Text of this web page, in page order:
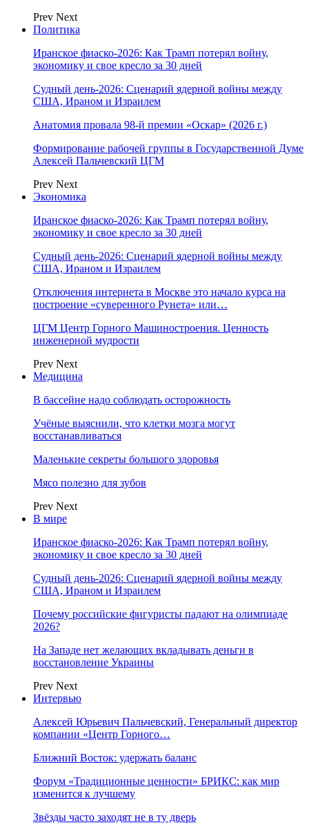
Prev Next
Политика
Иранское фиаско-2026: Как Трамп потерял войну,
экономику и свое кресло за 30 дней
Судный день-2026: Сценарий ядерной войны между
США, Ираном и Израилем
Анатомия провала 98-й премии «Оскар» (2026 г.)
Формирование рабочей группы в Государственной Думе
Алексей Пальчевский ЦГМ
Prev Next
Экономика
Иранское фиаско-2026: Как Трамп потерял войну,
экономику и свое кресло за 30 дней
Судный день-2026: Сценарий ядерной войны между
США, Ираном и Израилем
Отключения интернета в Москве это начало курса на
построение «суверенного Рунета» или…
ЦГМ Центр Горного Машиностроения. Ценность
инженерной мудрости
Prev Next
Медицина
В бассейне надо соблюдать осторожность
Учёные выяснили, что клетки мозга могут
восстанавливаться
Маленькие секреты большого здоровья
Мясо полезно для зубов
Prev Next
В мире
Иранское фиаско-2026: Как Трамп потерял войну,
экономику и свое кресло за 30 дней
Судный день-2026: Сценарий ядерной войны между
США, Ираном и Израилем
Почему российские фигуристы падают на олимпиаде
2026?
На Западе нет желающих вкладывать деньги в
восстановление Украины
Prev Next
Интервью
Алексей Юрьевич Пальчевский, Генеральный директор
компании «Центр Горного…
Ближний Восток: удержать баланс
Форум «Традиционные ценности» БРИКС: как мир
изменится к лучшему
Звёзды часто заходят не в ту дверь